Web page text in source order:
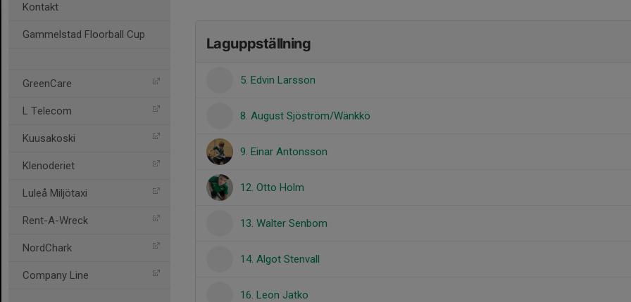
Kontakt
Gammelstad Floorball Cup
GreenCare
L Telecom
Kuusakoski
Klenoderiet
Luleå Miljötaxi
Rent-A-Wreck
NordChark
Company Line
Laguppställning
5. Edvin Larsson
8. August Sjöström/Wänkkö
9. Einar Antonsson
12. Otto Holm
13. Walter Senbom
14. Algot Stenvall
16. Leon Jatko